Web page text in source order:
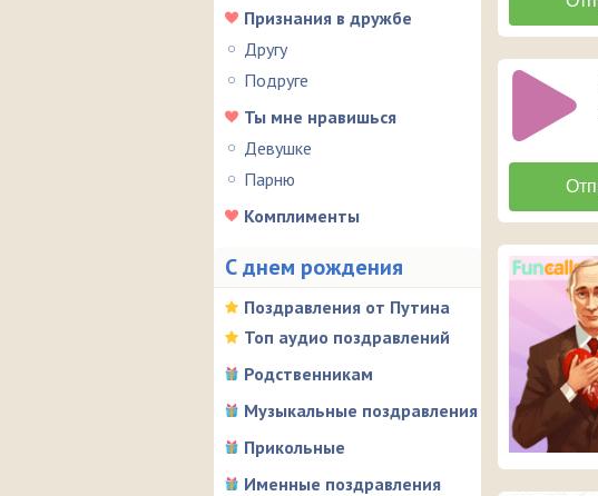
Признания в дружбе
Другу
Подруге
Ты мне нравишься
Девушке
Парню
Комплименты
С днем рождения
Поздравления от Путина
Топ аудио поздравлений
Родственникам
Музыкальные поздравления
Прикольные
Именные поздравления